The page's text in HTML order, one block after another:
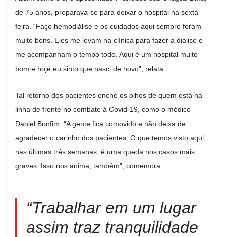
de 75 anos, preparava-se para deixar o hospital na sexta-
feira. “Faço hemodiálise e os cuidados aqui sempre foram
muito bons. Eles me levam na clínica para fazer a diálise e
me acompanham o tempo todo. Aqui é um hospital muito
bom e hoje eu sinto que nasci de novo”, relata.
Tal retorno dos pacientes enche os olhos de quem está na
linha de frente no combate à Covid-19, como o médico
Daniel Bonfim. “A gente fica comovido e não deixa de
agradecer o carinho dos pacientes. O que temos visto aqui,
nas últimas três semanas, é uma queda nos casos mais
graves. Isso nos anima, também”, comemora.
“Trabalhar em um lugar
assim traz tranquilidade